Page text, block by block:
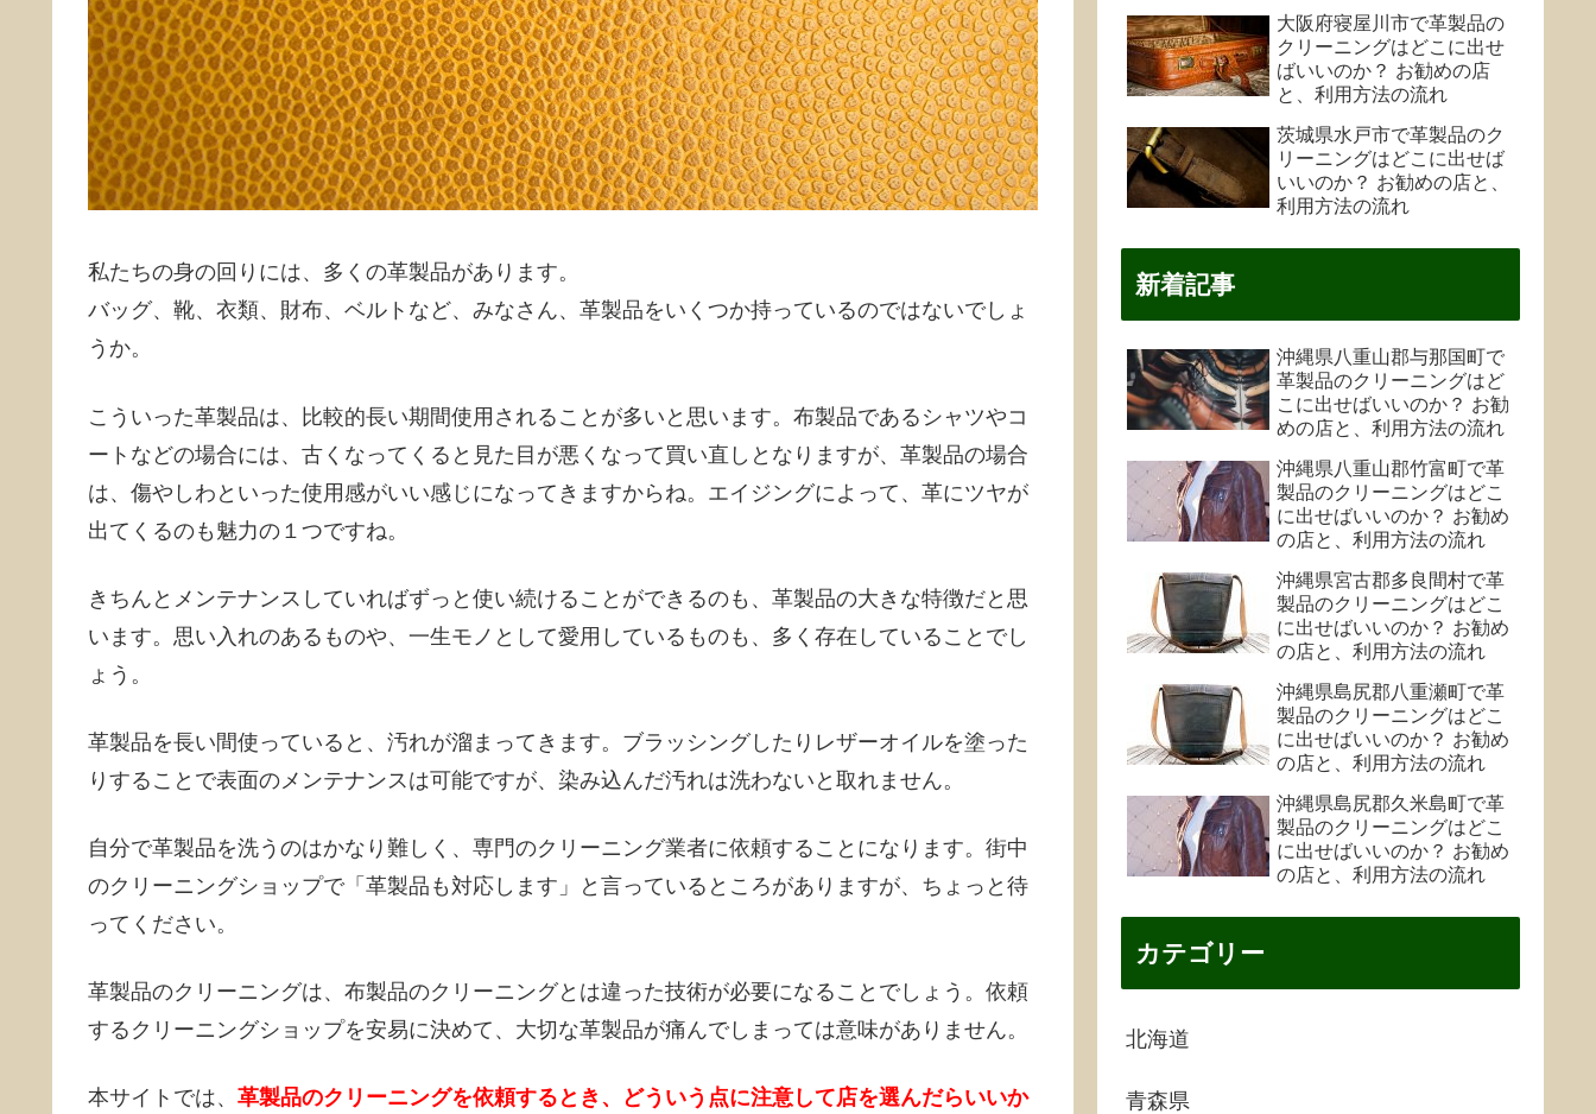
私たちの身の回りには、多くの革製品があります。
バッグ、靴、衣類、財布、ベルトなど、みなさん、革製品をいくつか持っているのではないでしょ
うか。
こういった革製品は、比較的長い期間使用されることが多いと思います。布製品であるシャツやコ
ートなどの場合には、古くなってくると見た目が悪くなって買い直しとなりますが、革製品の場合
は、傷やしわといった使用感がいい感じになってきますからね。エイジングによって、革にツヤが
出てくるのも魅力の１つですね。
きちんとメンテナンスしていればずっと使い続けることができるのも、革製品の大きな特徴だと思
います。思い入れのあるものや、一生モノとして愛用しているものも、多く存在していることでし
ょう。
革製品を長い間使っていると、汚れが溜まってきます。ブラッシングしたりレザーオイルを塗った
りすることで表面のメンテナンスは可能ですが、染み込んだ汚れは洗わないと取れません。
自分で革製品を洗うのはかなり難しく、専門のクリーニング業者に依頼することになります。街中
のクリーニングショップで「革製品も対応します」と言っているところがありますが、ちょっと待
ってください。
革製品のクリーニングは、布製品のクリーニングとは違った技術が必要になることでしょう。依頼
するクリーニングショップを安易に決めて、大切な革製品が痛んでしまっては意味がありません。
本サイトでは、 革製品のクリーニングを依頼するとき、どういう点に注意して店を選んだらいいか
大阪府寝屋川市で革製品の
クリーニングはどこに出せ
ばいいのか？ お勧めの店
と、利用方法の流れ
茨城県水戸市で革製品のク
リーニングはどこに出せば
いいのか？ お勧めの店と、
利用方法の流れ
新着記事
沖縄県八重山郡与那国町で
革製品のクリーニングはど
こに出せばいいのか？ お勧
めの店と、利用方法の流れ
沖縄県八重山郡竹富町で革
製品のクリーニングはどこ
に出せばいいのか？ お勧め
の店と、利用方法の流れ
沖縄県宮古郡多良間村で革
製品のクリーニングはどこ
に出せばいいのか？ お勧め
の店と、利用方法の流れ
沖縄県島尻郡八重瀬町で革
製品のクリーニングはどこ
に出せばいいのか？ お勧め
の店と、利用方法の流れ
沖縄県島尻郡久米島町で革
製品のクリーニングはどこ
に出せばいいのか？ お勧め
の店と、利用方法の流れ
カテゴリー
北海道
青森県